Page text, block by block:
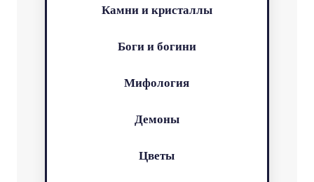
Камни и кристаллы
Боги и богини
Мифология
Демоны
Цветы